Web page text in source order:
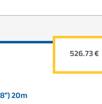
20m
526.73 €